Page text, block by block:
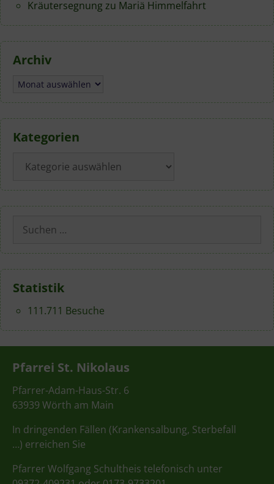
Kräutersegnung zu Mariä Himmelfahrt
Archiv
Archiv
Kategorien
Suchen
nach:
Statistik
111.711 Besuche
Pfarrei St. Nikolaus
Pfarrer-Adam-Haus-Str. 6
63939 Wörth am Main
In dringenden Fällen (Krankensalbung, Sterbefall
…) erreichen Sie
Pfarrer Wolfgang Schultheis telefonisch unter